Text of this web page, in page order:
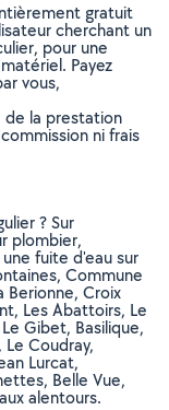
gratuit
cherchant un
pour une
Payez
vous,
de la prestation
ni frais
? Sur
plombier,
fuite d'eau sur
Commune
Berionne, Croix
Les Abattoirs, Le
Gibet, Basilique,
Le Coudray,
Lurcat,
Belle Vue,
alentours.